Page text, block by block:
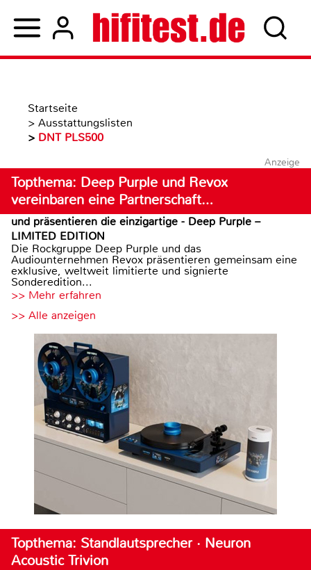
Startseite
> Ausstattungslisten
> DNT PLS500
Anzeige
Topthema: Deep Purple und Revox
vereinbaren eine Partnerschaft…
und präsentieren die einzigartige - Deep Purple –
LIMITED EDITION
Die Rockgruppe Deep Purple und das
Audiounternehmen Revox präsentieren gemeinsam eine
exklusive, weltweit limitierte und signierte
Sonderedition...
>> Mehr erfahren
>> Alle anzeigen
Topthema: Standlautsprecher · Neuron
Acoustic Trivion